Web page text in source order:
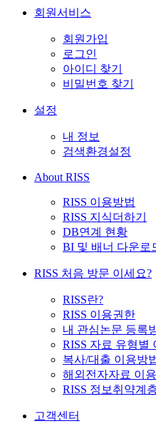
회원서비스
회원가입
로그인
아이디 찾기
비밀번호 찾기
설정
내 정보
검색환경설정
About RISS
RISS 이용방법
RISS 지식더하기
DB연계 현황
BI 및 배너 다운로
RISS 처음 방문 이세요?
RISS란?
RISS 이용권한
내 관심논문 등록
RISS 자료 유형별
복사/대출 이용방
해외전자자료 이
RISS 정보취약계
고객센터